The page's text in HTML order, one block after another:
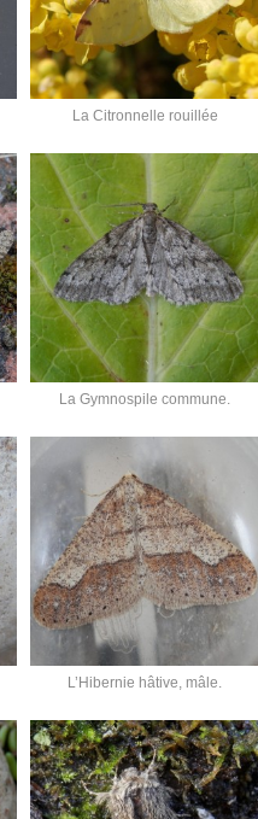
La Citronnelle rouillée
La Gymnospile commune.
L’Hibernie hâtive, mâle.